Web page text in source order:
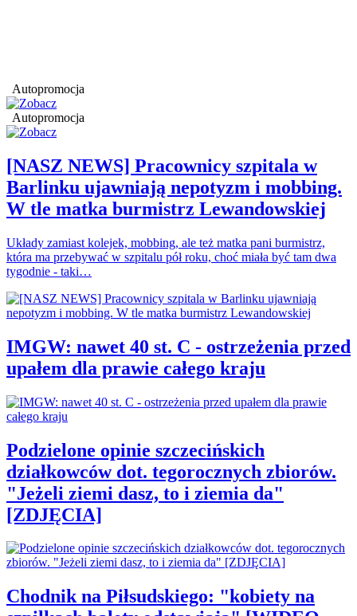
Autopromocja
Autopromocja
[NASZ NEWS] Pracownicy szpitala w
Barlinku ujawniają nepotyzm i mobbing.
W tle matka burmistrz Lewandowskiej
Układy zamiast kolejek, mobbing, ale też matka pani burmistrz,
która ma przebywać w szpitalu pół roku, choć miała być tam dwa
tygodnie - taki…
IMGW: nawet 40 st. C - ostrzeżenia przed
upałem dla prawie całego kraju
Podzielone opinie szczecińskich
działkowców dot. tegorocznych zbiorów.
"Jeżeli ziemi dasz, to i ziemia da"
[ZDJĘCIA]
Chodnik na Piłsudskiego: "kobiety na